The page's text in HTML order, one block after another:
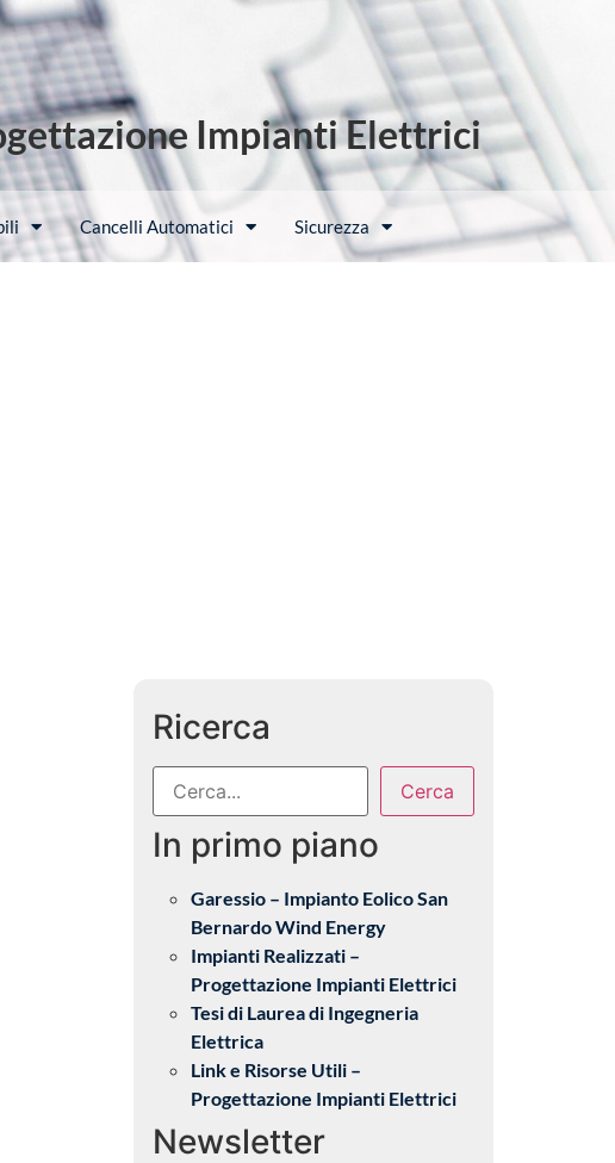
Impianti Elettrici
Cancelli Automatici Sicurezza
Ricerca
Cerca
In primo piano
Garessio – Impianto Eolico San
Bernardo Wind Energy
Impianti Realizzati –
Progettazione Impianti Elettrici
Tesi di Laurea di Ingegneria
Elettrica
Link e Risorse Utili –
Progettazione Impianti Elettrici
Newsletter